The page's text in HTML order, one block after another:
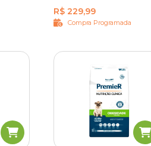
R$ 229,99
Compra Programada